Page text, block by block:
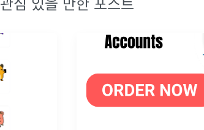
관심 있을 만한 포스트